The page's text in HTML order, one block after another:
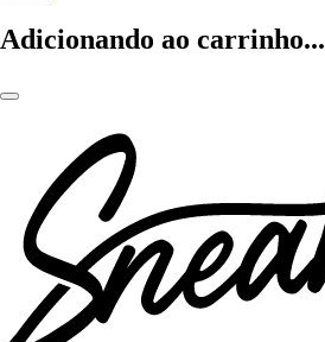
Adicionando ao carrinho...